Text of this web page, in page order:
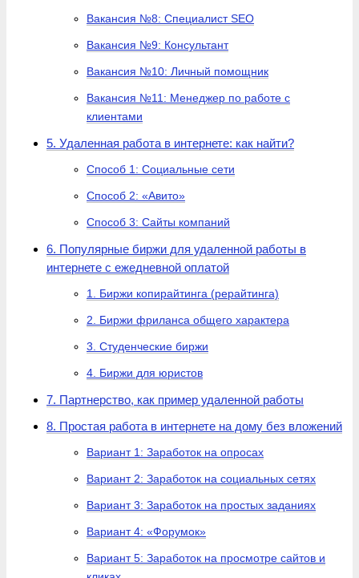
Вакансия №8: Специалист SEO
Вакансия №9: Консультант
Вакансия №10: Личный помощник
Вакансия №11: Менеджер по работе с
клиентами
5. Удаленная работа в интернете: как найти?
Способ 1: Социальные сети
Способ 2: «Авито»
Способ 3: Сайты компаний
6. Популярные биржи для удаленной работы в
интернете с ежедневной оплатой
1. Биржи копирайтинга (рерайтинга)
2. Биржи фриланса общего характера
3. Студенческие биржи
4. Биржи для юристов
7. Партнерство, как пример удаленной работы
8. Простая работа в интернете на дому без вложений
Вариант 1: Заработок на опросах
Вариант 2: Заработок на социальных сетях
Вариант 3: Заработок на простых заданиях
Вариант 4: «Форумок»
Вариант 5: Заработок на просмотре сайтов и